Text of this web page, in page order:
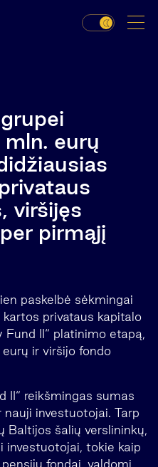
eurų
viršijęs
pirmąjį
paskelbė sėkmingai
privataus kapitalo
II“ platinimo etapą,
ir viršijo fondo
II“ reikšmingas sumas
investuotojai. Tarp
Baltijos šalių verslininkų,
investuotojai, tokie kaip
fondai, valdomi